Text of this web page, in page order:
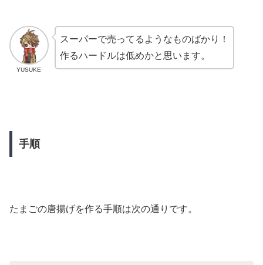
YUSUKE
スーパーで売ってるようなものばかり！
作るハードルは低めかと思います。
手順
たまごの唐揚げを作る手順は次の通りです。